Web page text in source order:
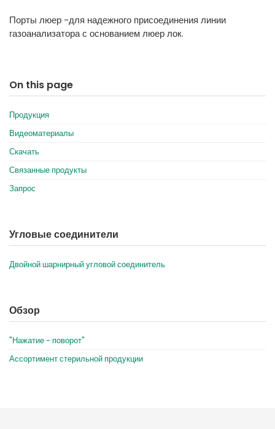
Порты люер -для надежного присоединения линии
газоанализатора с основанием люер лок.
On this page
Продукция
Видеоматериалы
Скачать
Связанные продукты
Запрос
Угловые соединители
Двойной шарнирный угловой соединитель
Обзор
"Нажатие - поворот"
Ассортимент стерильной продукции